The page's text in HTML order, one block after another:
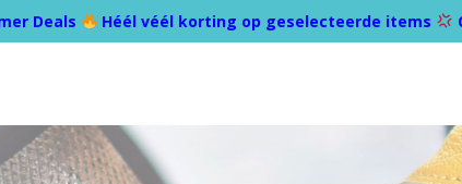
Deals Héél véél korting op geselecteerde items